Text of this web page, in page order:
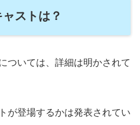
ストは？
ついては、詳細は明かされて
が登場するかは発表されてい